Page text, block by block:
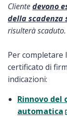
Clientedevono
della scadenza
risulterà scaduto.
Per
certificato di
indicazioni:
Rinnovo
automatica